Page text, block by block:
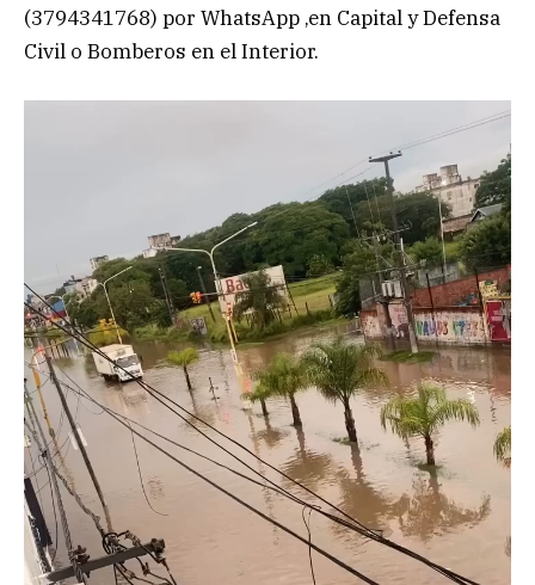
(3794341768) por WhatsApp ,en Capital y Defensa
Civil o Bomberos en el Interior.